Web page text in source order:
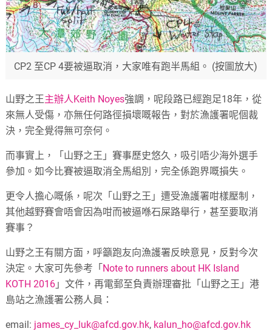
CP2 至CP 4要被逼取消，大家唯有跑半馬組。 (按圖放大)
山野之王主辦人Keith Noyes強調，呢段路已經跑足18年，從
來無人受傷，亦無任何路徑損壞嘅報告，對於漁護署呢個裁
決，完全覺得無可奈何。
而事實上，「山野之王」賽事歷史悠久，吸引唔少海外選手
參加。如今比賽被逼取消全馬組別，完全係跑界嘅損失。
更令人擔心嘅係，呢次「山野之王」遭受漁護署咁樣壓制，
其他越野賽會唔會因為咁而被逼喺石屎路舉行，甚至要取消
賽事？
山野之王有關方面，呼籲跑友向漁護署反映意見，反對今次
決定。大家可先參考「 Note to runners about HK Island
KOTH 2016 」文件，再電郵至負責辦理審批「山野之王」港
島站之漁護署公務人員：
email: james_cy_luk@afcd.gov.hk, kalun_ho@afcd.gov.hk